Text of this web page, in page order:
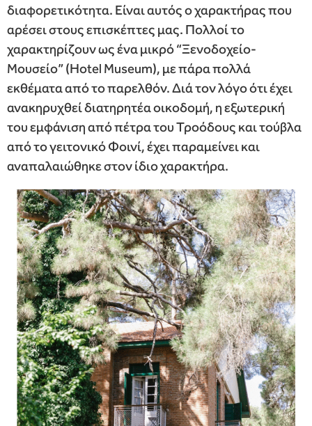
διαφορετικότητα. Είναι αυτός ο χαρακτήρας που
αρέσει στους επισκέπτες μας. Πολλοί το
χαρακτηρίζουν ως ένα μικρό “Ξενοδοχείο-
Μουσείο” (Hotel Museum), με πάρα πολλά
εκθέματα από το παρελθόν. Διά τον λόγο ότι έχει
ανακηρυχθεί διατηρητέα οικοδομή, η εξωτερική
του εμφάνιση από πέτρα του Τροόδους και τούβλα
από το γειτονικό Φοινί, έχει παραμείνει και
αναπαλαιώθηκε στον ίδιο χαρακτήρα.